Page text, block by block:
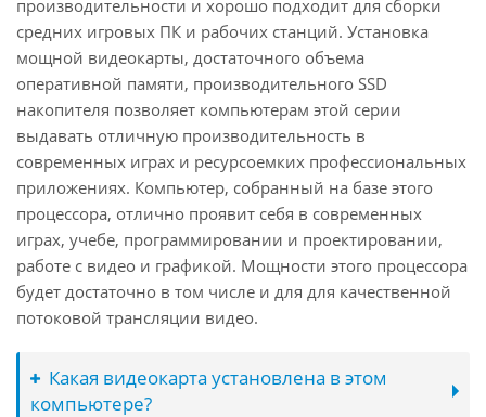
производительности и хорошо подходит для сборки
средних игровых ПК и рабочих станций. Установка
мощной видеокарты, достаточного объема
оперативной памяти, производительного SSD
накопителя позволяет компьютерам этой серии
выдавать отличную производительность в
современных играх и ресурсоемких профессиональных
приложениях. Компьютер, собранный на базе этого
процессора, отлично проявит себя в современных
играх, учебе, программировании и проектировании,
работе с видео и графикой. Мощности этого процессора
будет достаточно в том числе и для для качественной
потоковой трансляции видео.
Какая видеокарта установлена в этом
компьютере?